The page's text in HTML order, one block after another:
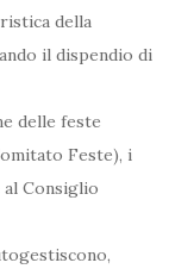
della
il dispendio di
delle feste
Feste), i
Consiglio